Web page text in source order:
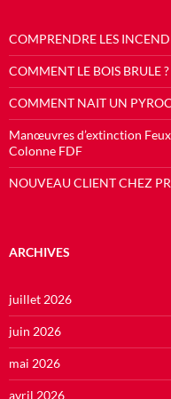
COMPRENDRE LES
COMMENT LE BOIS BRULE ?
COMMENT NAIT UN
Manœuvres d’extinction
Colonne FDF
NOUVEAU CLIENT CHEZ
ARCHIVES
juillet 2026
juin 2026
mai 2026
avril 2026